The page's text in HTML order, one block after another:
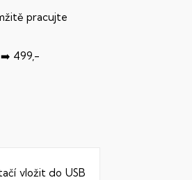
pracujte
➡️ 499,-
vložit do USB